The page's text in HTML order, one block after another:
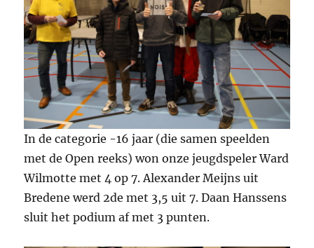
In de categorie -16 jaar (die samen speelden
met de Open reeks) won onze jeugdspeler Ward
Wilmotte met 4 op 7. Alexander Meijns uit
Bredene werd 2de met 3,5 uit 7. Daan Hanssens
sluit het podium af met 3 punten.